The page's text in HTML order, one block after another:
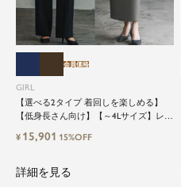
GIRL
【選べる2タイプ 着回しを楽しめる】
【低身長さん向け】【～4Lサイズ】レイ
カートorワイドパンツセットアップロン
ティードレス
会員価格
¥ 15,901 15%OFF
詳細を見る